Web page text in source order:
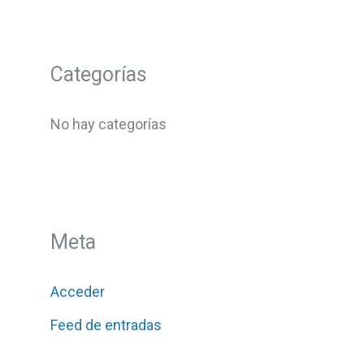
Categorías
No hay categorías
Meta
Acceder
Feed de entradas